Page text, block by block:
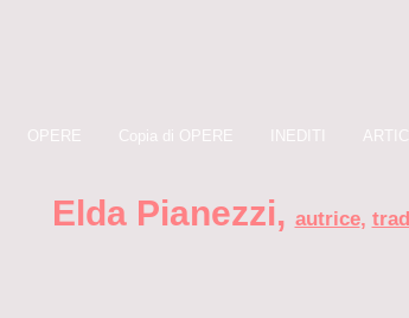
OPERE Copia di OPERE INEDITI
Elda Pianezzi , autrice,